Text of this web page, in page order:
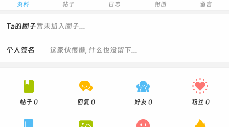
资料 帖子 日志 相册 留言
Ta的圈子暂未加入圈子...
这家伙很懒, 什么也没留下...
个人签名

帖子 0

回复 0

好友 0

粉丝 0